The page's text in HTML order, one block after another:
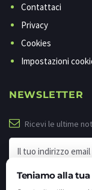
Teniamo alla
Contattaci
Privacy
Cookies
Impostazioni
NEWSLETTER
Ricevi le ultime